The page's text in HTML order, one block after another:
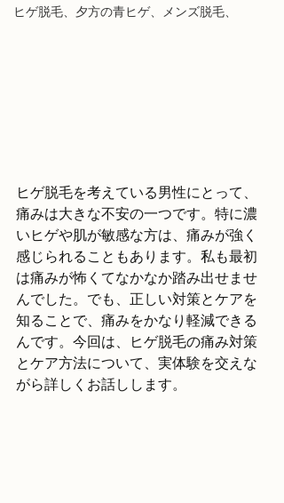
ヒゲ脱毛、夕方の青ヒゲ、メンズ脱毛、
ヒゲ脱毛を考えている男性にとって、
痛みは大きな不安の一つです。特に濃
いヒゲや肌が敏感な方は、痛みが強く
感じられることもあります。私も最初
は痛みが怖くてなかなか踏み出せませ
んでした。でも、正しい対策とケアを
知ることで、痛みをかなり軽減できる
んです。今回は、ヒゲ脱毛の痛み対策
とケア方法について、実体験を交えな
がら詳しくお話しします。